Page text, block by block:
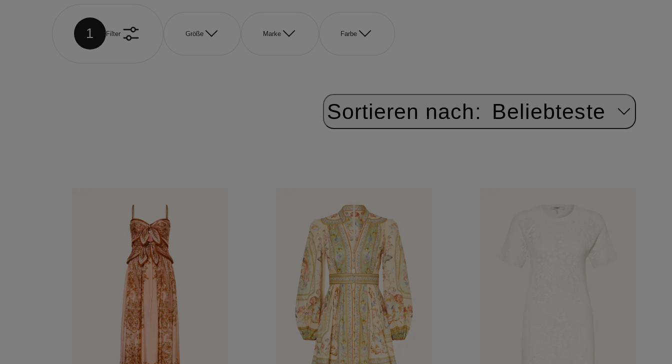
1 Filter Größe Marke Farbe
Sortieren nach: Beliebteste